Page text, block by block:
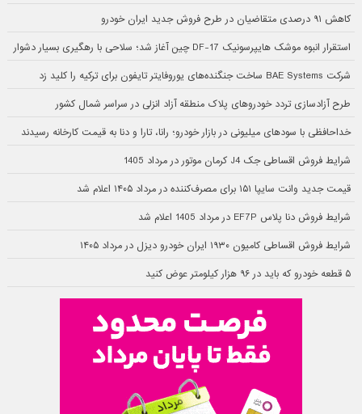
کاهش ۹۱ درصدی متقاضیان در طرح فروش جدید ایران خودرو
استقرار انبوه موشک هایپرسونیک DF-17 چین آغاز شد؛ سلاحی با رهگیری بسیار دشوار
شرکت BAE Systems ساخت جنگنده‌های یوروفایتر تایفون برای ترکیه را کلید زد
طرح آزادسازی تردد خودروهای پلاک منطقه آزاد انزلی در سراسر شمال کشور
خداحافظی با سودهای میلیونی در بازار خودرو؛ رانا، تارا و دنا به قیمت کارخانه رسیدند
شرایط فروش اقساطی جک J4 کرمان موتور در مرداد 1405
قیمت جدید وانت سایپا ۱۵۱ برای مصرف‌کننده در مرداد ۱۴۰۵ اعلام شد
شرایط فروش دنا پلاس EF7P در مرداد 1405 اعلام شد
شرایط فروش اقساطی کامیون ۱۹۳۰ ایران خودرو دیزل در مرداد ۱۴۰۵
۵ قطعه خودرو که باید در ۹۶ هزار کیلومتر عوض کنید